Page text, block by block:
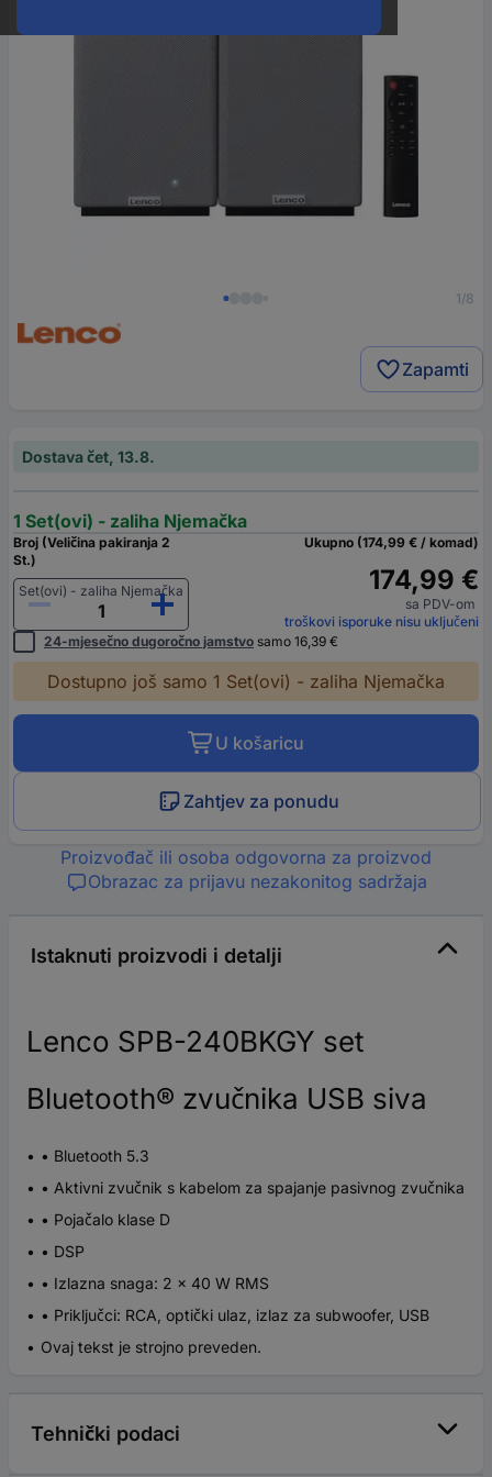
1/8
Zapamti
Dostava čet, 13.8.
1 Set(ovi) - zaliha Njemačka
Broj (Veličina pakiranja 2
St.)
Set(ovi) - zaliha Njemačka
Ukupno (174,99 € / komad)
174,99 €
sa PDV-om
troškovi isporuke nisu uključeni
24-mjesečno dugoročno jamstvo samo 16,39 €
Dostupno još samo 1 Set(ovi) - zaliha Njemačka
U košaricu
Zahtjev za ponudu
Proizvođač ili osoba odgovorna za proizvod
Obrazac za prijavu nezakonitog sadržaja
Istaknuti proizvodi i detalji
Lenco SPB-240BKGY set
Bluetooth® zvučnika USB siva
• Bluetooth 5.3
• Aktivni zvučnik s kabelom za spajanje pasivnog zvučnika
• Pojačalo klase D
• DSP
• Izlazna snaga: 2 x 40 W RMS
• Priključci: RCA, optički ulaz, izlaz za subwoofer, USB
Ovaj tekst je strojno preveden.
Tehnički podaci